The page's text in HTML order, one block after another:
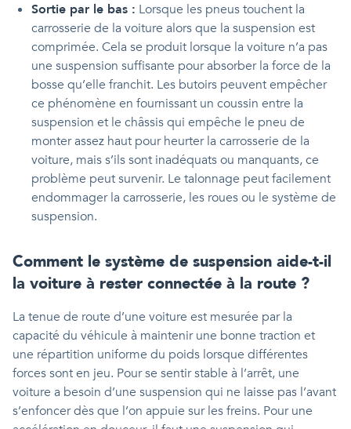
Sortie par le bas : Lorsque les pneus touchent la
carrosserie de la voiture alors que la suspension est
comprimée. Cela se produit lorsque la voiture n’a pas
une suspension suffisante pour absorber la force de la
bosse qu’elle franchit. Les butoirs peuvent empêcher
ce phénomène en fournissant un coussin entre la
suspension et le châssis qui empêche le pneu de
monter assez haut pour heurter la carrosserie de la
voiture, mais s’ils sont inadéquats ou manquants, ce
problème peut survenir. Le talonnage peut facilement
endommager la carrosserie, les roues ou le système de
suspension.
Comment le système de suspension aide-t-il
la voiture à rester connectée à la route ?
La tenue de route d’une voiture est mesurée par la
capacité du véhicule à maintenir une bonne traction et
une répartition uniforme du poids lorsque différentes
forces sont en jeu. Pour se sentir stable à l’arrêt, une
voiture a besoin d’une suspension qui ne laisse pas l’avant
s’enfoncer dès que l’on appuie sur les freins. Pour une